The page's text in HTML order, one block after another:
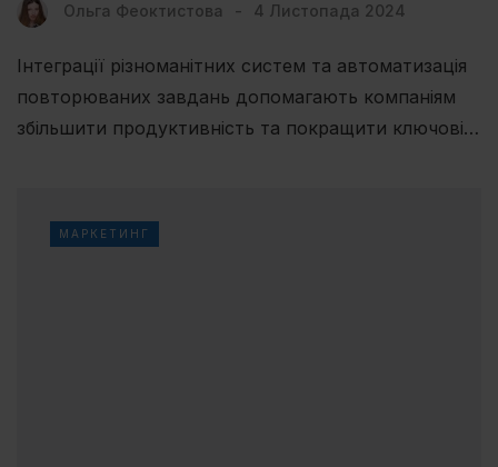
Ольга Феоктистова 4 Листопада 2024
Інтеграції різноманітних систем та автоматизація
повторюваних завдань допомагають компаніям
збільшити продуктивність та покращити ключові…
МАРКЕТИНГ